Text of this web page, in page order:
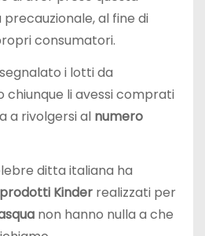
al fine di
consumatori.
i lotti da
chiunque li avessi comprati
a rivolgersi al numero
ditta italiana ha
prodotti Kinderrealizzati per
non hanno nulla a che